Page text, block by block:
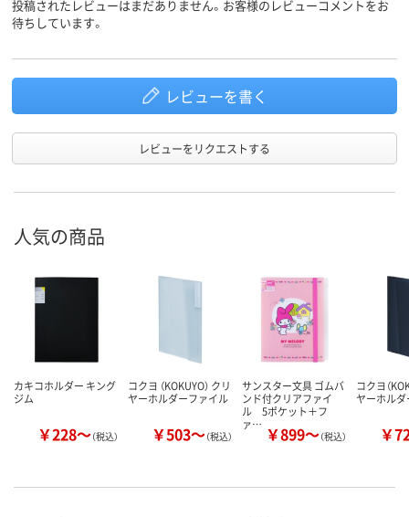
投稿されたレビューはまだありません。お客様のレビューコメントをお
待ちしています。
レビューを書く
レビューをリクエストする
人気の商品
カキコホルダー キング
ジム
￥228～（税込）
コクヨ （KOKUYO） クリ
ヤーホルダーファイル
￥503～（税込）
サンスター文具 ゴムバ
ンド付クリアファイ
ル 5ポケット＋フ
ァ… ￥899～（税込）
コクヨ（
ヤーホル
￥